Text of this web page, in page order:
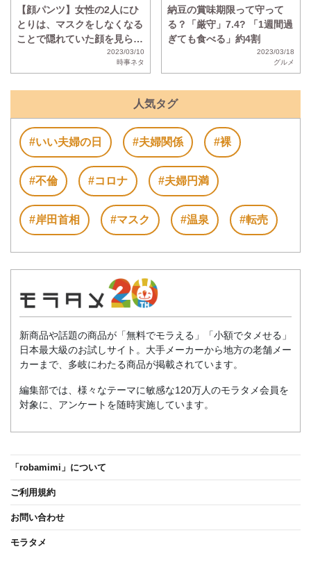
【顔パンツ】女性の2人にひ
とりは、マスクをしなくなる
ことで隠れていた顔を見られ
ることに抵抗があることが判
2023/03/10
時事ネタ
納豆の賞味期限って守って
る？「厳守」7.4? 「1週間過
ぎても食べる」約4割
2023/03/18
グルメ
人気タグ
#いい夫婦の日 #夫婦関係 #裸
#不倫 #コロナ #夫婦円満
#岸田首相 #マスク #温泉 #転売
新商品や話題の商品が「無料でモラえる」「小額でタメせる」
日本最大級のお試しサイト。大手メーカーから地方の老舗メー
カーまで、多岐にわたる商品が掲載されています。
編集部では、様々なテーマに敏感な120万人のモラタメ会員を
対象に、アンケートを随時実施しています。
「robamimi」について
ご利用規約
お問い合わせ
モラタメ